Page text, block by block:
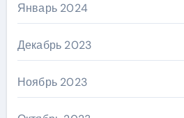
Январь 2024
Декабрь 2023
Ноябрь 2023